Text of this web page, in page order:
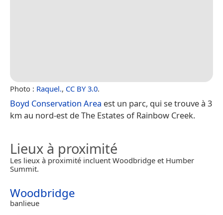
Photo : Raquel., CC BY 3.0.
Boyd Conservation Area est un parc, qui se trouve à 3
km au nord-est de The Estates of Rainbow Creek.
Lieux à proximité
Les lieux à proximité incluent Woodbridge et Humber
Summit.
Woodbridge
banlieue